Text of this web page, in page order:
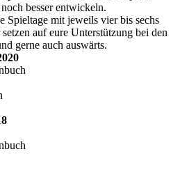
besser entwickeln.
Spieltage mit jeweils vier bis sechs
auf eure Unterstützung bei den
gerne auch auswärts.